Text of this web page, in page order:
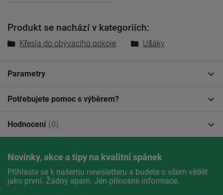
Produkt se nachází v kategoriích:
Křesla do obývacího pokoje Ušáky
Parametry
Potřebujete pomoc s výběrem?
Hodnocení (0)
Novinky, akce a tipy na kvalitní spánek
Přihlaste se k našemu newsletteru a budete o všem vědět
jako první. Žádný spam. Jen přínosné informace.